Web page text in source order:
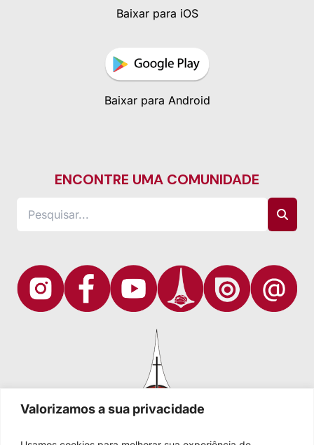
Valorizamos a sua privacidade
Baixar para iOS
Baixar para Android
ENCONTRE UMA COMUNIDADE